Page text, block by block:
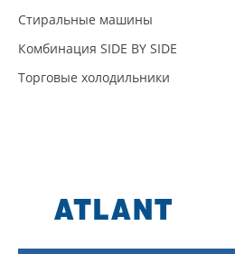
Стиральные машины
Комбинация SIDE BY SIDE
Торговые холодильники